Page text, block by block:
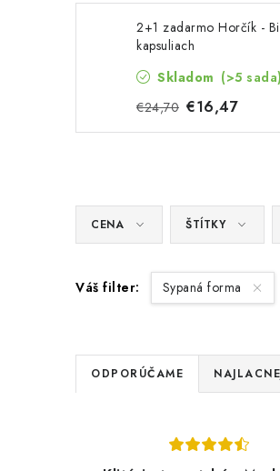
2+1 zadarmo Horčík -
kapsuliach
Skladom (>5 sada)
€24,70 €16,47
CENA ŠTÍTKY
Váš filter: Sypaná forma
R
a
ODPORÚČAME